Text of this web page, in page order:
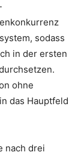
sodass
in der ersten
ohne
das Hauptfeld
nach drei